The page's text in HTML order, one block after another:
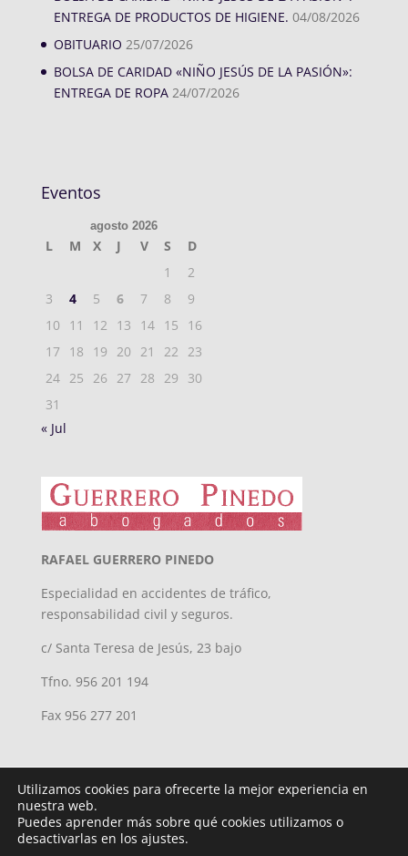
ENTREGA DE PRODUCTOS DE HIGIENE. 04/08/2026
OBITUARIO 25/07/2026
BOLSA DE CARIDAD «NIÑO JESÚS DE LA PASIÓN»:
ENTREGA DE ROPA 24/07/2026
Eventos
agosto 2026
L M X J V S
D
1
2
3
4 5 6 7 8
9
10
11 12 13 14 15
16
17
18 19 20 21 22
23
24 25 26 27 28 29
30
31
« Jul
RAFAEL GUERRERO PINEDO
Especialidad en accidentes de tráfico,
responsabilidad civil y seguros.
c/ Santa Teresa de Jesús, 23 bajo
Tfno. 956 201 194
Fax 956 277 201
Utilizamos cookies para ofrecerte la mejor experiencia en
nuestra web.
Puedes aprender más sobre qué cookies utilizamos o
desactivarlas en los ajustes.